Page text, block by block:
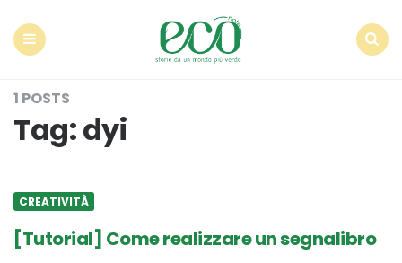
1 POSTS
Tag:dyi
CREATIVITÀ
[Tutorial] Come realizzare un segnalibro